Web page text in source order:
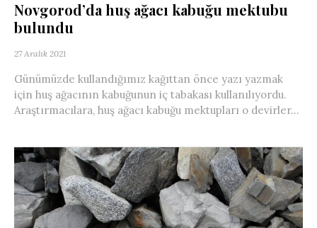
Novgorod’da huş ağacı kabuğu mektubu
bulundu
27 Aralık 2021
Günümüzde kullandığımız kağıttan önce yazı yazmak
için huş ağacının kabuğunun iç tabakası kullanılıyordu.
Araştırmacılara, huş ağacı kabuğu mektupları o devirler...